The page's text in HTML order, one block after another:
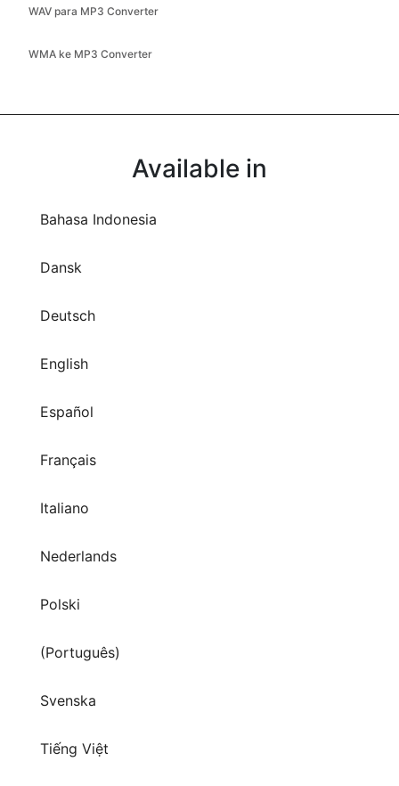
WAV para MP3 Converter
WMA ke MP3 Converter
Available in
Bahasa Indonesia
Dansk
Deutsch
English
Español
Français
Italiano
Nederlands
Polski
(Português)
Svenska
Tiếng Việt